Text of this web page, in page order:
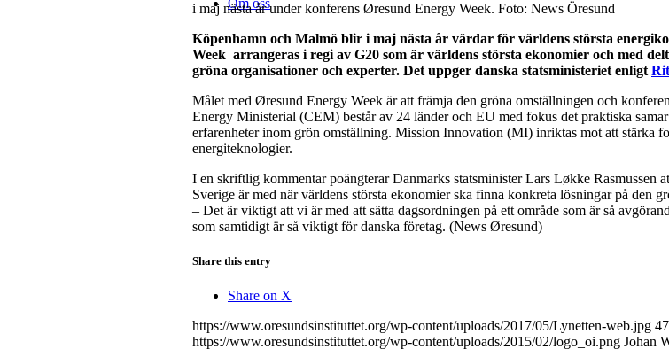
Om oss
i maj nästa år under konferens Øresund Energy Week. Foto: News Öresund
Köpenhamn och Malmö blir i maj nästa år värdar för världens största
Week arrangeras i regi av G20 som är världens största ekonomier och med
gröna organisationer och experter. Det uppger danska statsministeriet enligt
Målet med Øresund Energy Week är att främja den gröna omställningen och
Energy Ministerial (CEM) består av 24 länder och EU med fokus det praktiska
erfarenheter inom grön omställning. Mission Innovation (MI) inriktas mot att stärka
energiteknologier.
I en skriftlig kommentar poängterar Danmarks statsminister Lars Løkke Rasmussen
Sverige är med när världens största ekonomier ska finna konkreta lösningar på den
– Det är viktigt att vi är med att sätta dagsordningen på ett område som är så
som samtidigt är så viktigt för danska företag. (News Øresund)
Share this entry
Share on X
https://www.oresundsinstituttet.org/wp-content/uploads/2017/05/Lynetten-web.jpg
https://www.oresundsinstituttet.org/wp-content/uploads/2015/02/logo_oi.png Johan